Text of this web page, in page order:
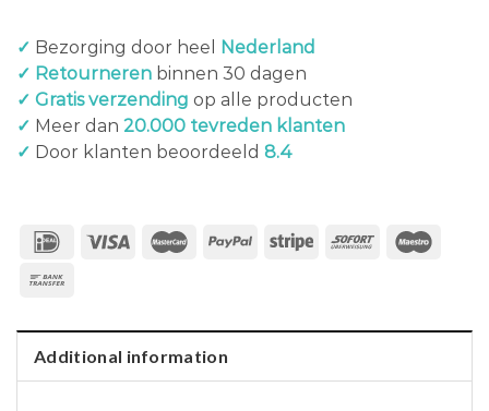
✓ Bezorging door heel
Nederland
✓ Retourneren binnen 30 dagen
✓ Gratis verzending op alle producten
✓ Meer dan 20.000 tevreden klanten
✓ Door klanten beoordeeld 8.4
Additional information